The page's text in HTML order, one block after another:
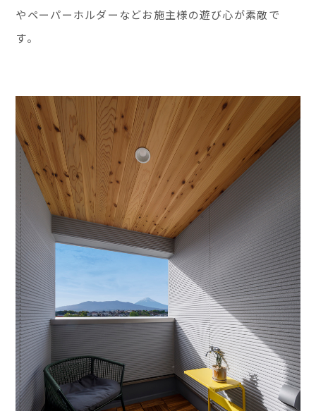
やペーパーホルダーなどお施主様の遊び心が素敵で
す。